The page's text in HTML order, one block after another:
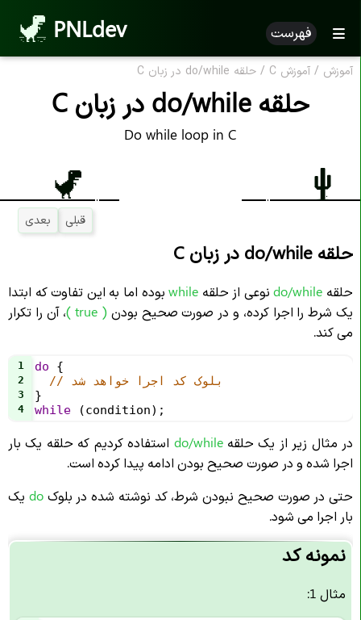
PNLdev فهرست
آموزش / آموزش C / حلقه do/while در زبان C
حلقه do/while در زبان C
Do while loop in C
قبلی بعدی
حلقه do/while در زبان C
حلقه do/whileنوعی از حلقه while بوده اما به این تفاوت که ابتدا
یک شرط را اجرا کرده، و در صورت صحیح بودن ( true )
، آن را تکرار
می کند.
1 do {
2 // بلوک کد اجرا خواهد شد
3 }
4 while (condition);
در مثال زیر از یک حلقهdo/while استفاده کردیم که حلقه یک بار
اجرا شده و در صورت صحیح بودن ادامه پیدا کرده است.
حتی در صورت صحیح نبودن شرط، کد نوشته شده در بلوکdo یک
بار اجرا می شود.
نمونه کد
مثال 1: